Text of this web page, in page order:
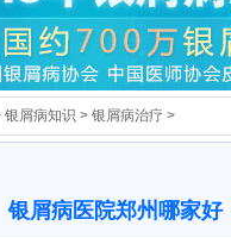
银屑病知识 > 银屑病治疗 >
银屑病医院郑州哪家好